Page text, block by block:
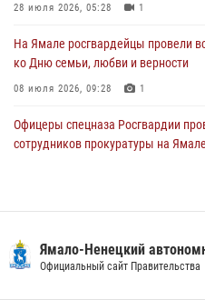
29 июля 2026, 10:42 4
28 июля 2026, 05:28 1
На Ямале росгвардейцы провели
ко Дню семьи, любви и верности
08 июля 2026, 09:28 1
Офицеры спецназа Росгвардии
сотрудников прокуратуры на Ямале
«Каникулы с Росгвардией»
Ямало-Ненецкий
Официальный сайт Правительства